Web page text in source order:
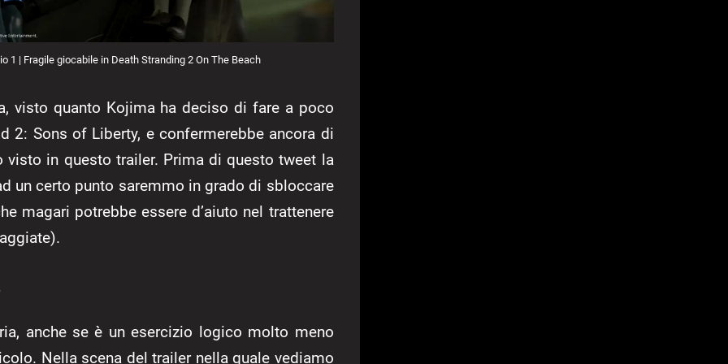
1 | Fragile giocabile in Death Stranding 2 On The Beach
visto quanto Kojima ha deciso di fare a poco
2: Sons of Liberty, e confermerebbe ancora di
in questo trailer. Prima di questo tweet la
un certo punto saremmo in grado di sbloccare
magari potrebbe essere d’aiuto nel trattenere
anche se è un esercizio logico molto meno
Nella scena del trailer nella quale vediamo